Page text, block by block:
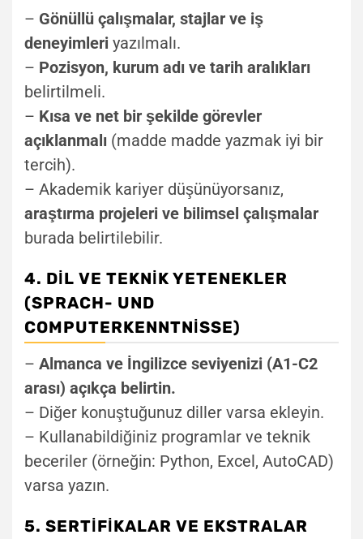
– Gönüllü çalışmalar, stajlar ve iş
deneyimleri yazılmalı.
– Pozisyon, kurum adı ve tarih aralıkları
belirtilmeli.
– Kısa ve net bir şekilde görevler
açıklanmalı (madde madde yazmak iyi bir
tercih).
– Akademik kariyer düşünüyorsanız,
araştırma projeleri ve bilimsel çalışmalar
burada belirtilebilir.
4. DIL VE TEKNIK YETENEKLER
(SPRACH- UND
COMPUTERKENNTNISSE)
– Almanca ve İngilizce seviyenizi (A1-C2
arası) açıkça belirtin.
– Diğer konuştuğunuz diller varsa ekleyin.
– Kullanabildiğiniz programlar ve teknik
beceriler (örneğin: Python, Excel, AutoCAD)
varsa yazın.
5. SERTIFIKALAR VE EKSTRALAR